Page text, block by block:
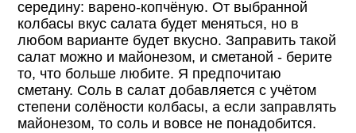
середину: варено-копчёную. От выбранной
колбасы вкус салата будет меняться, но в
любом варианте будет вкусно. Заправить такой
салат можно и майонезом, и сметаной - берите
то, что больше любите. Я предпочитаю
сметану. Соль в салат добавляется с учётом
степени солёности колбасы, а если заправлять
майонезом, то соль и вовсе не понадобится.